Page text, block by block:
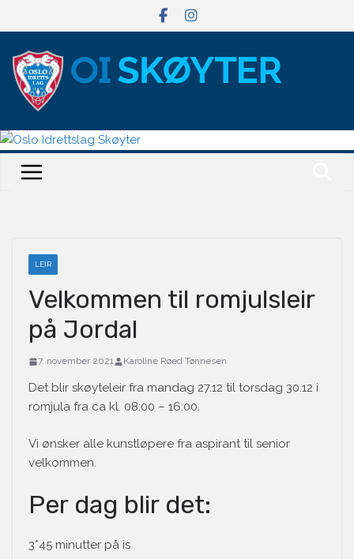
LEIR
Velkommen til romjulsleir
på Jordal
7. november 2021 Karoline Røed Tønnesen
Det blir skøyteleir fra mandag 27.12 til torsdag 30.12 i
romjula fra ca kl. 08:00 – 16:00.
Vi ønsker alle kunstløpere fra aspirant til senior
velkommen.
Per dag blir det:
3*45 minutter på is